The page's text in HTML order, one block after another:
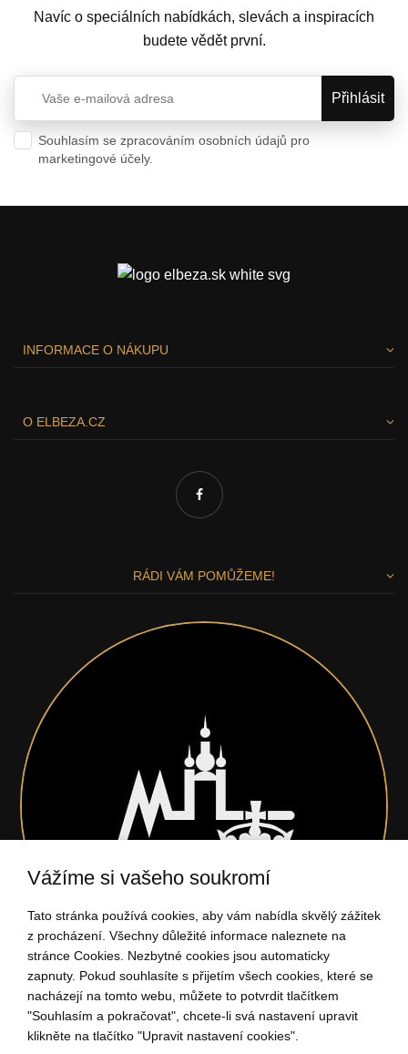
Navíc o speciálních nabídkách, slevách a inspiracích
budete vědět první.
Souhlasím se zpracováním osobních údajů pro
marketingové účely.
INFORMACE O NÁKUPU
O ELBEZA.CZ
RÁDI VÁM POMŮŽEME!
704 034 135
(Po - Pá: 9:00-15:00)
Vážíme si vašeho soukromí
Tato stránka používá cookies, aby vám nabídla skvělý zážitek
z procházení. Všechny důležité informace naleznete na
stránce Cookies. Nezbytné cookies jsou automaticky
zapnuty. Pokud souhlasíte s přijetím všech cookies, které se
nacházejí na tomto webu, můžete to potvrdit tlačítkem
"Souhlasím a pokračovat", chcete-li svá nastavení upravit
klikněte na tlačítko "Upravit nastavení cookies".